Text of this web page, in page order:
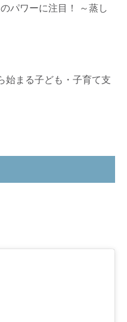
パワーに注目！ ～蒸し
始まる子ども・子育て支